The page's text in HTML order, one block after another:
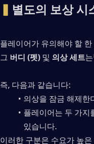
▍ 별도의 보상 시
플레이어가 유의해야 할
그 버디 (펫) 및 의상 세트는
즉, 다음과 같습니다:
의상을 잠금 해제한
플레이어는 두 가지
있습니다.
이러한 구분은 수요가 높